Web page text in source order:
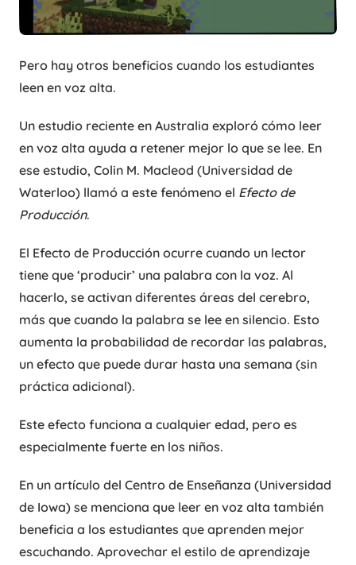
Pero hay otros beneficios cuando los estudiantes
leen en voz alta.
Un estudio reciente en Australia exploró cómo leer
en voz alta ayuda a retener mejor lo que se lee. En
ese estudio, Colin M. Macleod (Universidad de
Waterloo) llamó a este fenómeno el Efecto de
Producción.
El Efecto de Producción ocurre cuando un lector
tiene que ‘producir’ una palabra con la voz. Al
hacerlo, se activan diferentes áreas del cerebro,
más que cuando la palabra se lee en silencio. Esto
aumenta la probabilidad de recordar las palabras,
un efecto que puede durar hasta una semana (sin
práctica adicional).
Este efecto funciona a cualquier edad, pero es
especialmente fuerte en los niños.
En un artículo del Centro de Enseñanza (Universidad
de Iowa) se menciona que leer en voz alta también
beneficia a los estudiantes que aprenden mejor
escuchando. Aprovechar el estilo de aprendizaje